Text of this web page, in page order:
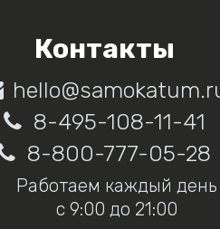
Контакты
8-495-108-11-41
8-800-777-05-28
Работаем каждый день
с 9:00 до 21:00